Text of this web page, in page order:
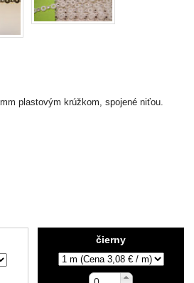
plastovým krúžkom, spojené niťou.
čierny